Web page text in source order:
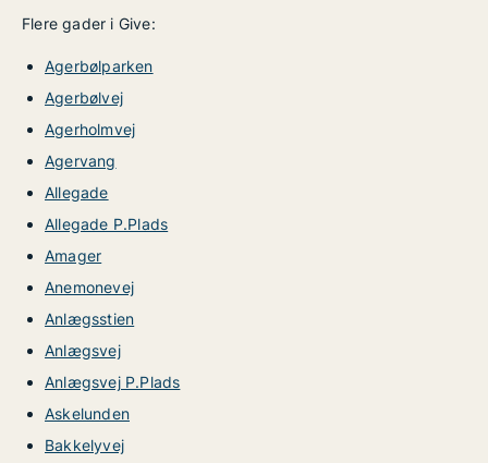
Flere gader i Give:
Agerbølparken
Agerbølvej
Agerholmvej
Agervang
Allegade
Allegade P.Plads
Amager
Anemonevej
Anlægsstien
Anlægsvej
Anlægsvej P.Plads
Askelunden
Bakkelyvej